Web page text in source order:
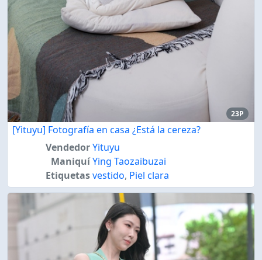
23P
[Yituyu] Fotografía en casa ¿Está la cereza?
VendedorYituyu
ManiquíYing Taozaibuzai
Etiquetasvestido, Piel clara